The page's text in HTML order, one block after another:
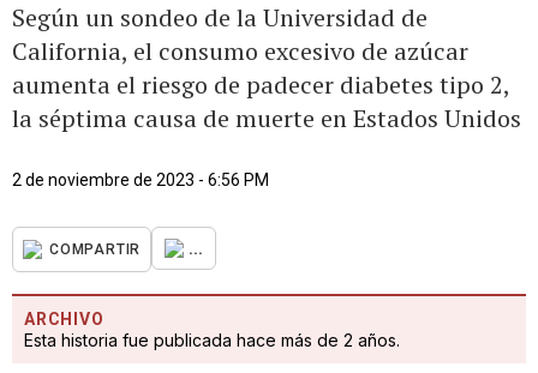
Según un sondeo de la Universidad de
California, el consumo excesivo de azúcar
aumenta el riesgo de padecer diabetes tipo 2,
la séptima causa de muerte en Estados Unidos
2 de noviembre de 2023 - 6:56 PM
COMPARTIR ...
ARCHIVO
Esta historia fue publicada hace más de 2 años.